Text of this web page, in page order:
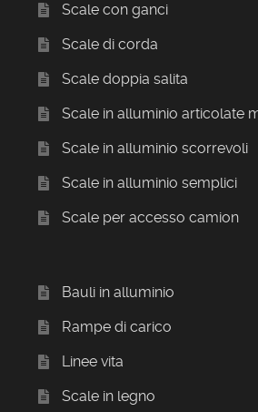
Scale con ganci
Scale di corda
Scale doppia salita
Scale in alluminio articolate
Scale in alluminio scorrevoli
Scale in alluminio semplici
Scale per accesso camion
Bauli in alluminio
Rampe di carico
Linee vita
Scale in legno